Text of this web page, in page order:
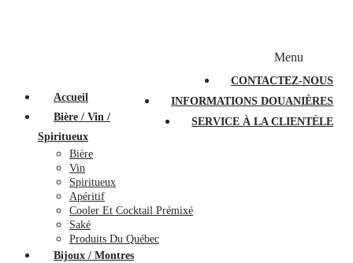
CONTACTEZ-NOUS
INFORMATIONS DOUANIÈRES
SERVICE À LA CLIENTÈLE
Menu
Accueil
Bière / Vin /
Spiritueux
Bière
Vin
Spiritueux
Apéritif
Cooler Et Cocktail Prémixé
Saké
Produits Du Québec
Bijoux / Montres